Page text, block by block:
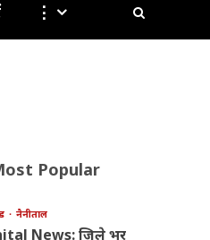
⋮
Popular
नैनीताल
News: जिले भर